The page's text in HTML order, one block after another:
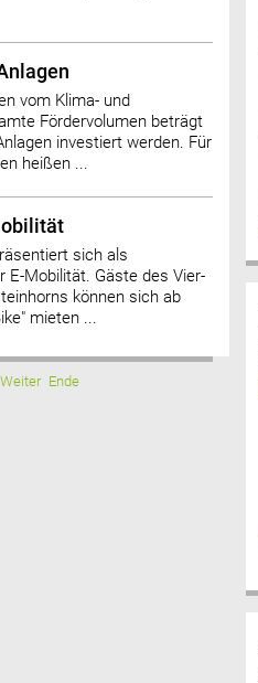
vom Klima- und
Fördervolumen beträgt
investiert werden. Für
heißen ...
sich als
E-Mobilität. Gäste des Vier-
können sich ab
mieten ...
Weiter Ende